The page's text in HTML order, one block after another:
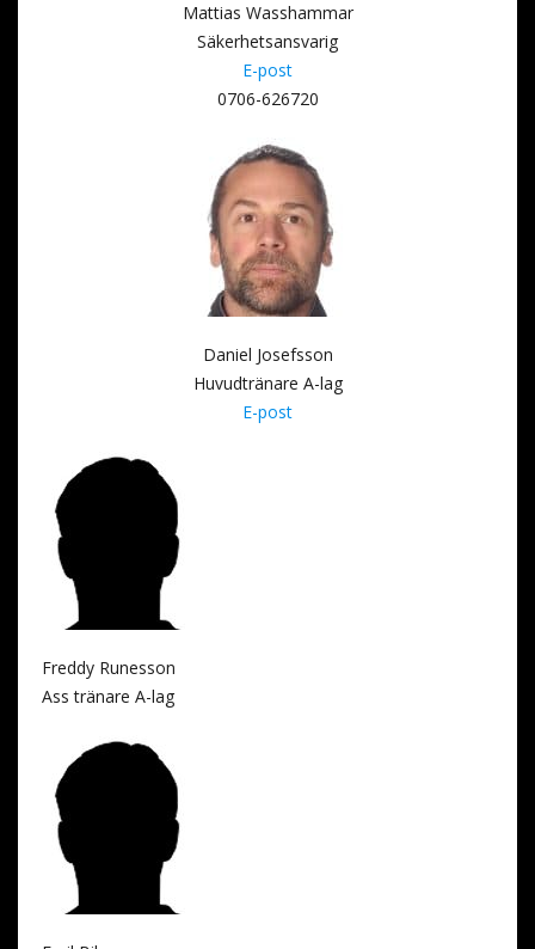
Mattias Wasshammar
Säkerhetsansvarig
E-post
0706-626720
Daniel Josefsson
Huvudtränare A-lag
E-post
Freddy Runesson
Ass tränare A-lag